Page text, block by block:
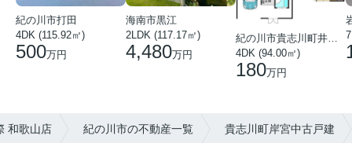
紀の川市打田
4DK (115.92㎡)
500万円
海南市黒江
2LDK (117.17㎡)
4,480万円
4DK (94.00㎡)
180万円
和歌山店 紀の川市の不動産一覧 貴志川町岸宮中古戸建